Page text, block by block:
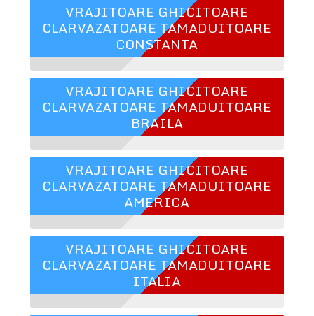
VRAJITOARE GHICITOARE
CLARVAZATOARE TAMADUITOARE
CONSTANTA
VRAJITOARE GHICITOARE
CLARVAZATOARE TAMADUITOARE
BRAILA
VRAJITOARE GHICITOARE
CLARVAZATOARE TAMADUITOARE
AMERICA
VRAJITOARE GHICITOARE
CLARVAZATOARE TAMADUITOARE
ITALIA